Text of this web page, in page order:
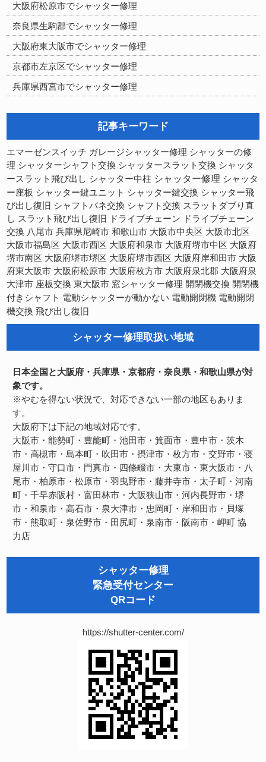
大阪府松原市でシャッター修理
奈良県生駒郡でシャッター修理
大阪府東大阪市でシャッター修理
京都市左京区でシャッター修理
兵庫県西宮市でシャッター修理
記事キーワード
エマーゼンスイッチ ガレージシャッター修理 シャッターの修
理 シャッターシャフト交換 シャッタースラット交換 シャッタ
ースラット飛び出し シャッター中柱 シャッター修理 シャッタ
ー座板 シャッター鍵ユニット シャッター鍵交換 シャッター飛
び出し復旧 シャフトバネ交換 シャフト交換 スラットダブり直
し スラット飛び出し復旧 ドライブチェーン
ドライブチェーン
交換 八尾市 兵庫県尼崎市 和歌山市 大阪市中央区 大阪市北区
大阪市福島区 大阪市西区 大阪府和泉市 大阪府堺市中区 大阪府
堺市南区 大阪府堺市堺区 大阪府堺市西区 大阪府岸和田市 大阪
府東大阪市 大阪府松原市 大阪府枚方市 大阪府泉北郡 大阪府泉
大津市 座板交換 東大阪市 窓シャッター修理 開閉機交換 開閉機
付きシャフト 電動シャッターが動かない 電動開閉機 電動開閉
機交換 飛び出し復旧
シャッター修理取扱い地域
日本全国と大阪府・兵庫県・京都府・奈良県・和歌山県が対
象です。
※やむを得ない状況で、対応できない一部の地区もありま
す。
大阪府下は下記の地域対応です。
大阪市・能勢町・豊能町・池田市・箕面市・豊中市・茨木
市・高槻市・島本町・吹田市・摂津市・枚方市・交野市・寝
屋川市・守口市・門真市・四條畷市・大東市・東大阪市・八
尾市・柏原市・松原市・羽曳野市・藤井寺市・太子町・河南
町・千早赤阪村・富田林市・大阪狭山市・河内長野市・堺
市・和泉市・高石市・泉大津市・忠岡町・岸和田市・貝塚
市・熊取町・泉佐野市・田尻町・泉南市・阪南市・岬町協
力店
シャッター修理
緊急受付センター
QRコード
https://shutter-center.com/